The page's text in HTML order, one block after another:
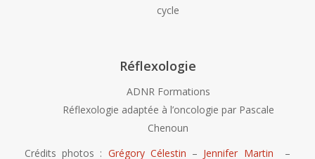
cycle
Réflexologie
ADNR Formations
Réflexologie adaptée à l’oncologie par Pascale
Chenoun
Crédits photos : Grégory Célestin – Jennifer Martin –